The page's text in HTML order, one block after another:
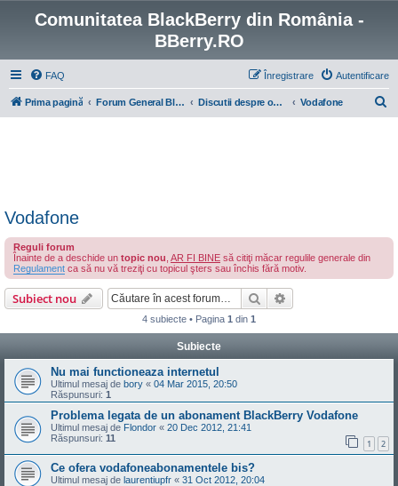
Comunitatea BlackBerry din România -
BBerry.RO
FAQ Autentificare
Înregistrare
Prima pagină Forum General BlackBerry Discutii despre operatorii de telefonie mobila Vodafone
Vodafone
Reguli forum
Înainte de a deschide un topic nou AR FI BINE să citiţi măcar regulile generale din
Regulament ca să nu vă treziţi cu topicul şters sau închis fără motiv.
Subiect nou Căutare
4 subiecte • Pagina 1 din 1
Subiecte
Nu mai functioneaza internetul
Ultimul mesaj de bory « 04 Mar 2015, 20:50
Răspunsuri: 1
Problema legata de un abonament BlackBerry Vodafone
Ultimul mesaj de Flondor « 20 Dec 2012, 21:41
Răspunsuri: 11 1 2
Ce ofera vodafoneabonamentele bis?
Ultimul mesaj de laurentiupfr « 31 Oct 2012, 20:04